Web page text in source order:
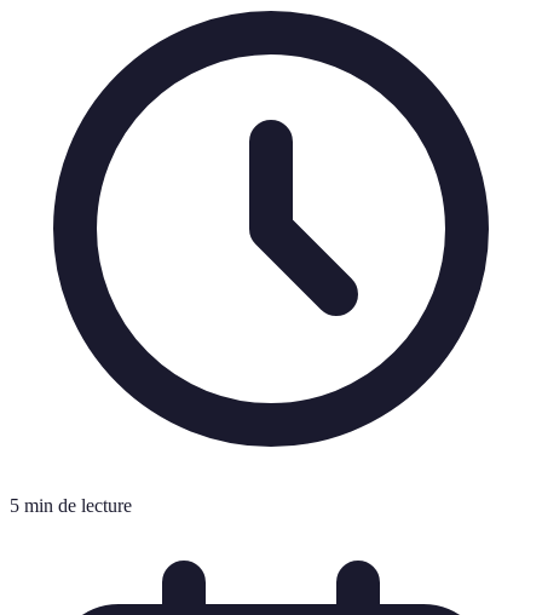
5 min de lecture